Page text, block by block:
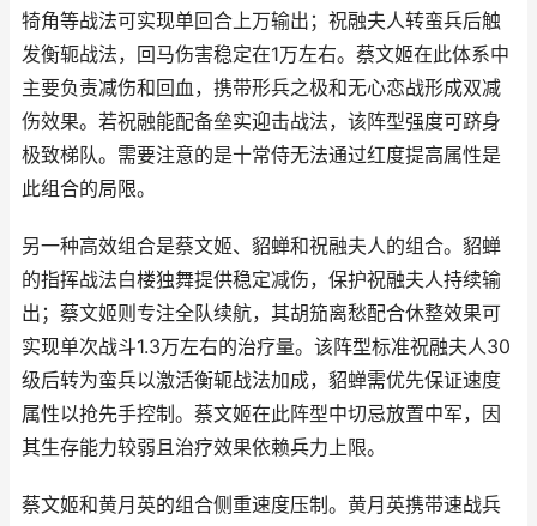
犄角等战法可实现单回合上万输出；祝融夫人转蛮兵后触
发衡轭战法，回马伤害稳定在1万左右。蔡文姬在此体系中
主要负责减伤和回血，携带形兵之极和无心恋战形成双减
伤效果。若祝融能配备垒实迎击战法，该阵型强度可跻身
极致梯队。需要注意的是十常侍无法通过红度提高属性是
此组合的局限。
另一种高效组合是蔡文姬、貂蝉和祝融夫人的组合。貂蝉
的指挥战法白楼独舞提供稳定减伤，保护祝融夫人持续输
出；蔡文姬则专注全队续航，其胡笳离愁配合休整效果可
实现单次战斗1.3万左右的治疗量。该阵型标准祝融夫人30
级后转为蛮兵以激活衡轭战法加成，貂蝉需优先保证速度
属性以抢先手控制。蔡文姬在此阵型中切忌放置中军，因
其生存能力较弱且治疗效果依赖兵力上限。
蔡文姬和黄月英的组合侧重速度压制。黄月英携带速战兵